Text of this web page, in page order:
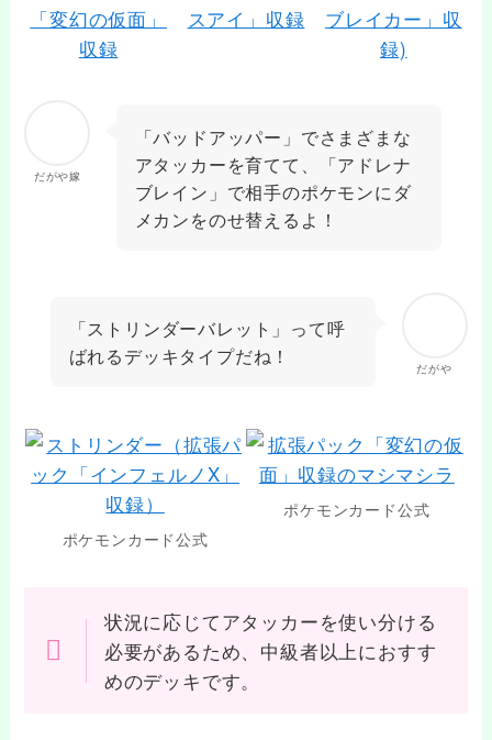
だがや嫁
「バッドアッパー」でさまざまな
アタッカーを育てて、「アドレナ
ブレイン」で相手のポケモンにダ
メカンをのせ替えるよ！
だがや
「ストリンダーバレット」って呼
ばれるデッキタイプだね！
ポケモンカード公式
ポケモンカード公式
状況に応じてアタッカーを使い分ける
必要があるため、中級者以上におすす
めのデッキです。